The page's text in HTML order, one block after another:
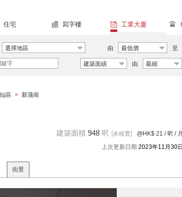
住宅 寫字樓 工業大廈
選擇地區 由 最低價 至
建築面績 由 最細
區 > 新蒲崗
建築面積 948 呎 [未核實] @HK$ 21 / 呎 / 月
上次更新日期 2023年11月30日
街景